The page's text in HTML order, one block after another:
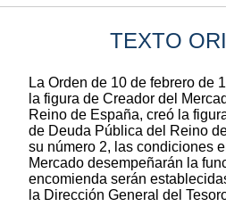
TEXTO
La Orden de 10 de febrero de
la figura de Creador del
Reino de España, creó la
de Deuda Pública del Reino
su número 2, las condiciones
Mercado desempeñarán la
encomienda serán
la Dirección General del